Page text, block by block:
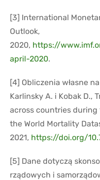
[3] International
Outlook,
2020, https://
april-2020.
[4] Obliczenia własne
Karlinsky A. i Kobak D.,
across countries during
the World Mortality
2021, https://doi.org/
[5] Dane dotyczą
rządowych i